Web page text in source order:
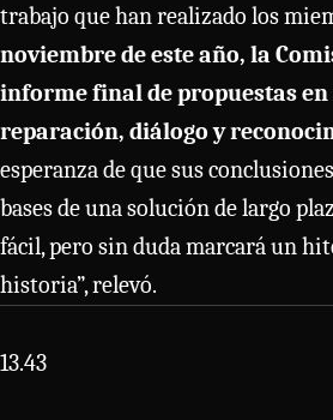
trabajo que han realizado los
noviembre de este año, la
informe final de propuestas
reparación, diálogo y
esperanza de que sus
bases de una solución de largo
fácil, pero sin duda marcará un
historia”, relevó.
13.43